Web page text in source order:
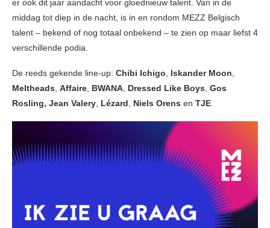
er ook dit jaar aandacht voor gloednieuw talent. Van in de
middag tot diep in de nacht, is in en rondom MEZZ Belgisch
talent – bekend of nog totaal onbekend – te zien op maar liefst 4
verschillende podia.
De reeds gekende line-up: Chibi Ichigo, Iskander Moon,
Meltheads, Affaire, BWANA, Dressed Like Boys, Gos
Rosling, Jean Valery, Lézard, Niels Orens en TJE.